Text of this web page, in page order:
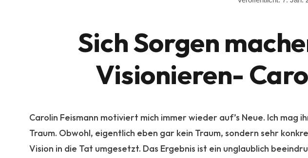
Sich Sorgen
Visionieren-
Carolin Feismann motiviert mich immer wieder auf’s Neue. Ich mag
Traum. Obwohl, eigentlich eben gar kein Traum, sondern sehr
Vision in die Tat umgesetzt. Das Ergebnis ist ein unglaublich